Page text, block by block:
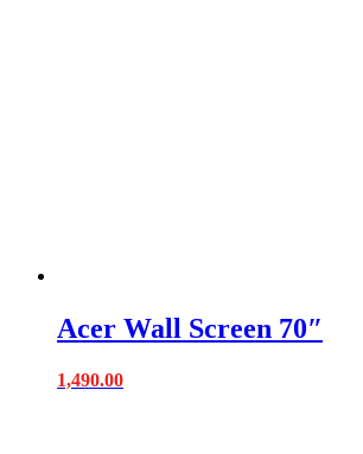
Acer Wall Screen 70″
1,490.00